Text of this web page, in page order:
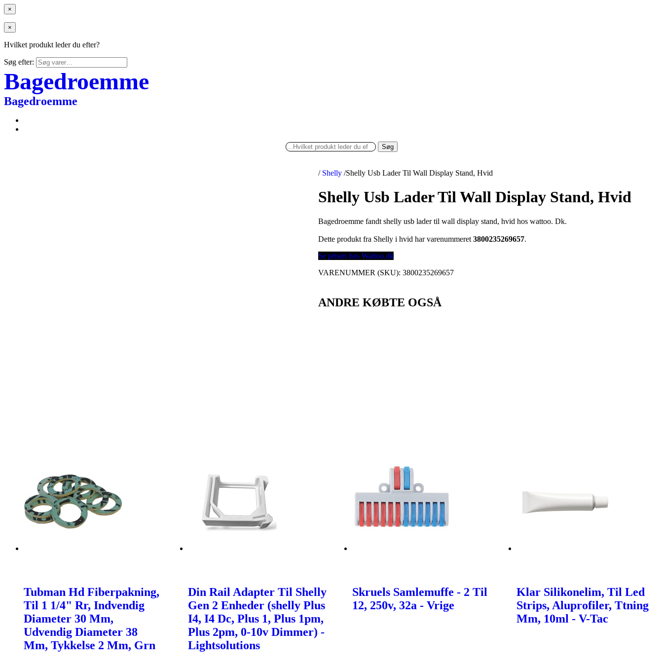
×
×
Hvilket produkt leder du efter?
Søg efter:
Bagedroemme
Bagedroemme
Søg
/ Shelly /Shelly Usb Lader Til Wall Display Stand, Hvid
Shelly Usb Lader Til Wall Display Stand, Hvid
Bagedroemme fandt shelly usb lader til wall display stand, hvid hos wattoo. Dk.
Dette produkt fra Shelly i hvid har varenummeret3800235269657.
Se prisen hos Wattoo.dk
VARENUMMER (SKU):3800235269657
ANDRE KØBTE OGSÅ
Tubman Hd Fiberpakning,
Til 1 1/4" Rr, Indvendig
Diameter 30 Mm,
Udvendig Diameter 38
Mm, Tykkelse 2 Mm, Grn
Din Rail Adapter Til Shelly
Gen 2 Enheder (shelly Plus
I4, I4 Dc, Plus 1, Plus 1pm,
Plus 2pm, 0-10v Dimmer) -
Lightsolutions
Skruels Samlemuffe - 2 Til
12, 250v, 32a - Vrige
Klar Silikonelim, Til Led
Strips, Aluprofiler, Ttning
Mm, 10ml - V-Tac